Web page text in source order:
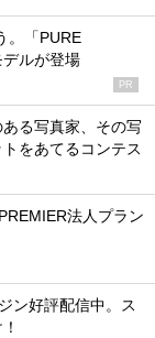
。「PURE
ルが登場
PR
る写真家、その写
をあてるコンテス
法人プラン
ン好評配信中。ス